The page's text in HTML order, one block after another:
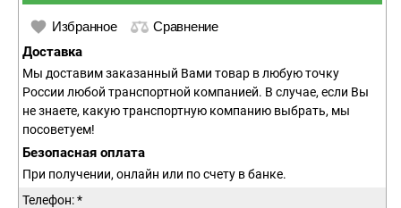
Избранное Сравнение
Доставка
Мы доставим заказанный Вами товар в любую точку
России любой транспортной компанией. В случае, если Вы
не знаете, какую транспортную компанию выбрать, мы
посоветуем!
Безопасная оплата
При получении, онлайн или по счету в банке.
Телефон: *